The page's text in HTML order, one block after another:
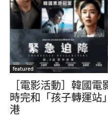
featured
［電影活動］韓國
時完和「孩子轉運站
港